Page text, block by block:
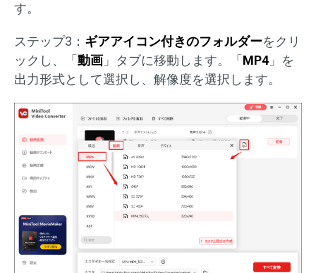
す。
ステップ3： ギアアイコン付きのフォルダーをクリ
ックし、「 動画 」タブに移動します。「 MP4 」を
出力形式として選択し、解像度を選択します。